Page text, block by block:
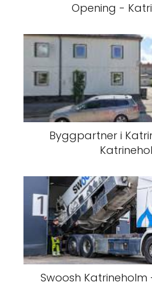
Opening -
Byggpartner i
Swoosh